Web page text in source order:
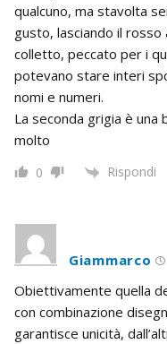
qualcuno, ma stavolta
gusto, lasciando il rosso
colletto, peccato per i
potevano stare interi
nomi e numeri.
La seconda grigia è una
molto
0 Rispondi
Giammarco
Obiettivamente quella
con combinazione
garantisce unicità,